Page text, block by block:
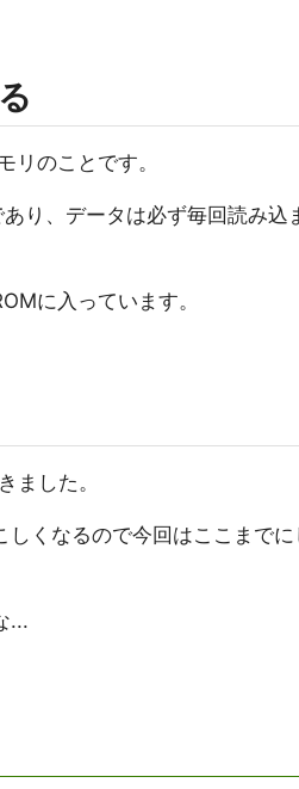
リのことです。
り、データは必ず毎回読み込
に入っています。
ました。
くなるので今回はここまでに
...